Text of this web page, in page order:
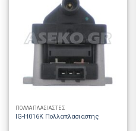
ΠΟΛΛΑΠΛΑΣΙΑΣΤΕΣ
IG-H016K Πολλαπλασιαστης